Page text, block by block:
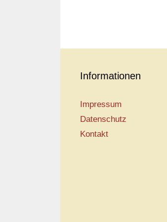
Informationen
Impressum
Datenschutz
Kontakt